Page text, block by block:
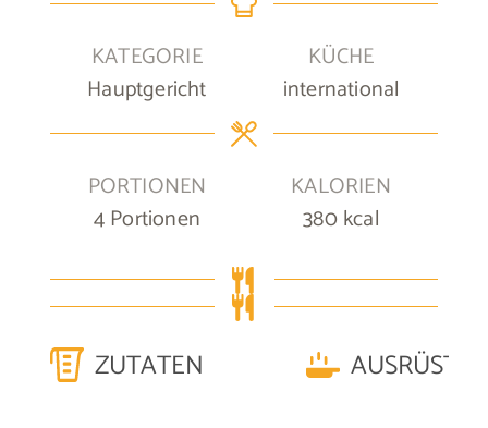
KATEGORIE
Hauptgericht
KÜCHE
international
PORTIONEN
4 Portionen
KALORIEN
380kcal
ZUTATEN